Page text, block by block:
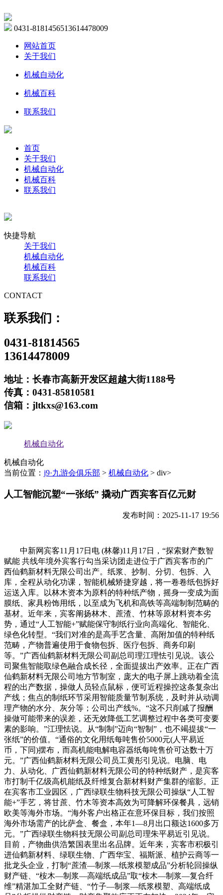
0431-8181456513614478009
网站首页
关于我们
机械自动化
机械百科
联系我们
首页
关于我们
机械自动化
机械百科
联系我们
快捷导航
关于我们
机械自动化
机械百科
联系我们
CONTACT
联系我们：
0431-81814565
13614478009
地址：长春市高新开发区超越大街1188号
传真：0431-85810581
信箱：jltkxs@163.com
机械自动化
机械自动化
当前位置： j9·九游会俱乐部 > 机械自动化 > div>
人工智能沉塑“一张纸” 撬动广西宾客百亿元财
发布时间：2025-11-17 19:56
中新网宾客11月17日电 (林馨)11月17日，“探索财产数智
赋能 共线年境外宾客行勾当采访团走进位于广西宾客市的广
西仙鹤新材料无限公司出产。纸浆、抄制、分切、包拆、入
库，全程从动化功课，智能机械矫捷穿越，将一卷卷纸包拆好
运送入库。以林木资本为原料的特种纸产物，摇身一变成为面
膜纸、家具粉饰用纸，以至成为飞机和高铁等高端制制范畴的
基材。近年来，宾客阐扬林木、蔗渣、竹林等原材料资本劣
势，通过“人工智能+”赋能保守制纸行业向高端化、智能化、
绿色化转型。“我们对准的是高手艺含量、高附加值的特种纸
范畴，产物普遍使用于食物包拆、医疗包拆、商务印刷
等。”广西仙鹤新材料无限公司副总司理江理怯引见说。该公
司聚焦智能取绿色融合成长径，全面提拔出产效率。正在广西
仙鹤新材料无限公司地方节制室，庞大的电子屏上跳动着全流
程的出产数据，操做人员轻点鼠标，便可近程操控这条复杂出
产线；焦点的制纸环节采用智能质量节制系统，及时并从动调
理产物的水分、灰分等；公司出产线%。“这不只削减了报酬
操做可能带来的误差，还无效降低工艺调整过程中各类可变要
素的影响。”江理怯说。从“制制”迈向“智制”，也不竭提拔“一
张纸”的价值。“通俗的文化用纸每吨售价5000元(人平易近
币，下同)摆布，而高机能电解电容器纸每吨售价可达数十万
元。”广西仙鹤新材料无限公司员工黄彤引见说。电脑、电
力、从动化、广西仙鹤新材料无限公司的特种纸财产，是宾客
市打制千亿级高机能纸及纤维复合新材料财产集群的缩影。正
在宾客市工业园区，广西绿联生物科技无限公司操纵“人工智
能+”手艺，将甘蔗、竹木等资本高效为可降解环保餐具，远销
欧美等海外市场。“海外客户出格正在意环保目标，我们按照
海外市场需产的比萨盒、餐盒，本年1—8月出口额达1600多万
元。”广西绿联生物科技无限公司副总司理朱平易近引见说。
目前，产物曲供浩繁国表里出名品牌。近年来，宾客市积极引
进仙鹤新材料、绿联生物、广西华宝、福斯派、植护云商等一
批龙头企业，打制“蔗渣—制浆—纸浆模塑成品”分析轮回操纵
财产链、“桉木—制浆—高端纸成品”取“桉木—制浆—复合纤
维”精湛加工全财产链、“竹子—制浆—纸浆模塑、高端纸成